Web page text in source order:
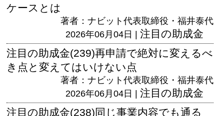
ケースとは
著者：ナビット代表取締役・福井泰代
2026年06月04日 | 注目の助成金
注目の助成金(239)再申請で絶対に変えるべ
き点と変えてはいけない点
著者：ナビット代表取締役・福井泰代
2026年06月04日 | 注目の助成金
注目の助成金(238)同じ事業内容でも通る